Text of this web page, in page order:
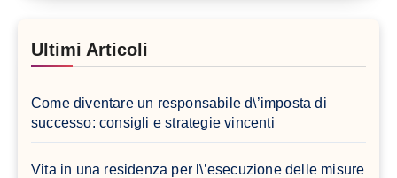
Ultimi Articoli
Come diventare un responsabile d\’imposta di
successo: consigli e strategie vincenti
Vita in una residenza per l\’esecuzione delle misure